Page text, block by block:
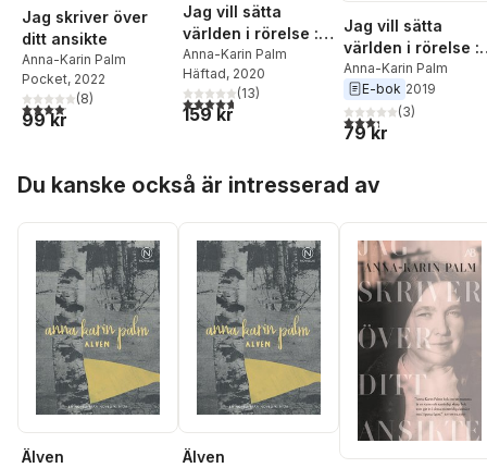
Jag skriver över
ditt ansikte
Anna-Karin Palm
Pocket, 2022
4,1utav 5 stjärnor. Totalt antal röster:
(8)
99 kr
Jag vill sätta
världen i rörelse :
en biografi över
Selma Lagerlöf
Anna-Karin Palm
Häftad, 2020
4,7utav 5 stjärnor. Totalt antal röster:
(13)
159 kr
Jag vill sätta
världen i rörelse :
en biografi över
Selma Lagerlöf
Anna-Karin Palm
E-bok 2019
3,3utav 5 stjärnor.
(3)
79 kr
Du kanske också är intresserad av
Älven Älven